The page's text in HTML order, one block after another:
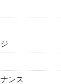
ンス